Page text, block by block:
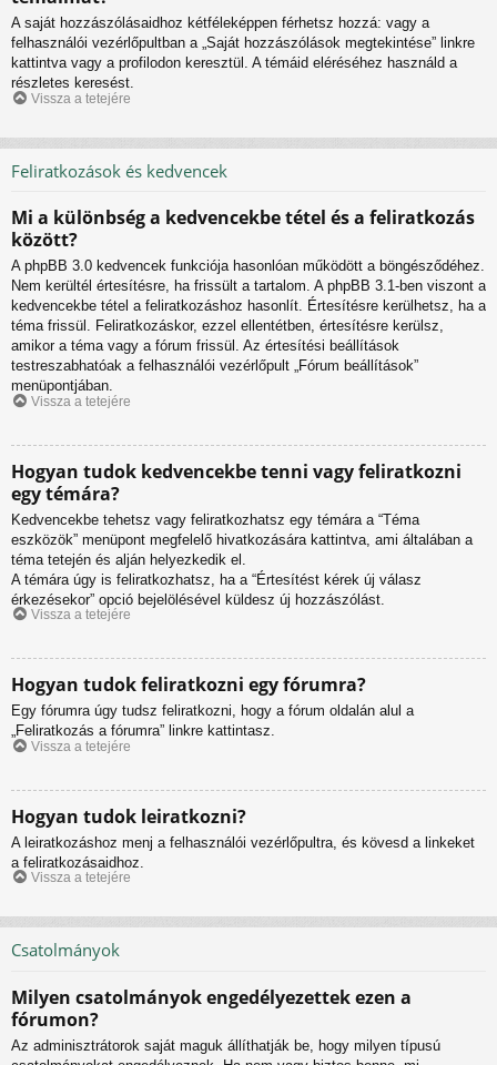
A saját hozzászólásaidhoz kétféleképpen férhetsz hozzá: vagy a
felhasználói vezérlőpultban a „Saját hozzászólások megtekintése” linkre
kattintva vagy a profilodon keresztül. A témáid eléréséhez használd a
részletes keresést.
Vissza a tetejére
Feliratkozások és kedvencek
Mi a különbség a kedvencekbe tétel és a feliratkozás
között?
A phpBB 3.0 kedvencek funkciója hasonlóan működött a böngésződéhez.
Nem kerültél értesítésre, ha frissült a tartalom. A phpBB 3.1-ben viszont a
kedvencekbe tétel a feliratkozáshoz hasonlít. Értesítésre kerülhetsz, ha a
téma frissül. Feliratkozáskor, ezzel ellentétben, értesítésre kerülsz,
amikor a téma vagy a fórum frissül. Az értesítési beállítások
testreszabhatóak a felhasználói vezérlőpult „Fórum beállítások”
menüpontjában.
Vissza a tetejére
Hogyan tudok kedvencekbe tenni vagy feliratkozni
egy témára?
Kedvencekbe tehetsz vagy feliratkozhatsz egy témára a “Téma
eszközök” menüpont megfelelő hivatkozására kattintva, ami általában a
téma tetején és alján helyezkedik el.
A témára úgy is feliratkozhatsz, ha a “Értesítést kérek új válasz
érkezésekor” opció bejelölésével küldesz új hozzászólást.
Vissza a tetejére
Hogyan tudok feliratkozni egy fórumra?
Egy fórumra úgy tudsz feliratkozni, hogy a fórum oldalán alul a
„Feliratkozás a fórumra” linkre kattintasz.
Vissza a tetejére
Hogyan tudok leiratkozni?
A leiratkozáshoz menj a felhasználói vezérlőpultra, és kövesd a linkeket
a feliratkozásaidhoz.
Vissza a tetejére
Csatolmányok
Milyen csatolmányok engedélyezettek ezen a
fórumon?
Az adminisztrátorok saját maguk állíthatják be, hogy milyen típusú